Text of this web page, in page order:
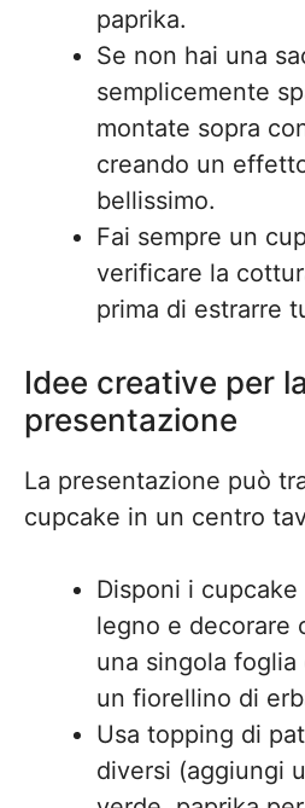
paprika.
Se non hai una
semplicemente
montate sopra
creando un
bellissimo.
Fai sempre un
verificare la
prima di estrarre
Idee creative per la
presentazione
La presentazione può
cupcake in un centro
Disponi i
legno e decorare
una singola
un fiorellino di
Usa topping di
diversi (aggiungi